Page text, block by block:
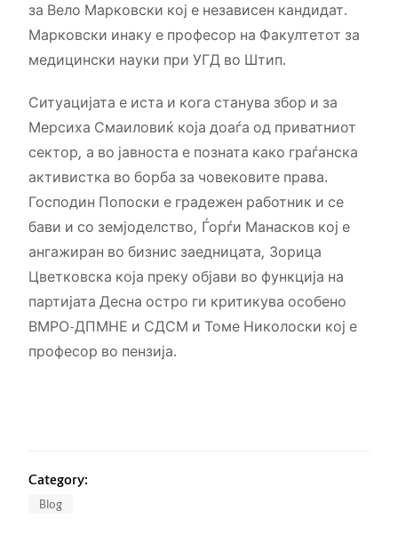
за Вело Марковски кој е независен кандидат.
Марковски инаку е професор на Факултетот за
медицински науки при УГД во Штип.
Ситуацијата е иста и кога станува збор и за
Мерсиха Смаиловиќ која доаѓа од приватниот
сектор, а во јавноста е позната како граѓанска
активистка во борба за човековите права.
Господин Попоски е градежен работник и се
бави и со земјоделство, Ѓорѓи Манасков кој е
ангажиран во бизнис заедницата, Зорица
Цветковска која преку објави во функција на
партијата Десна остро ги критикува особено
ВМРО-ДПМНЕ и СДСМ и Томе Николоски кој е
професор во пензија.
Category:
Blog